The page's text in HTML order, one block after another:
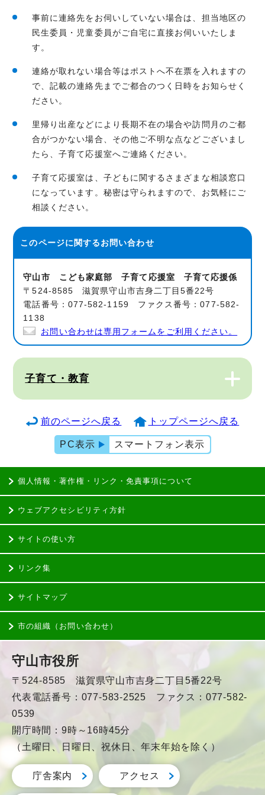
事前に連絡先をお伺いしていない場合は、担当地区の
民生委員・児童委員がご自宅に直接お伺いいたしま
す。
連絡が取れない場合等はポストへ不在票を入れますの
で、記載の連絡先までご都合のつく日時をお知らせく
ださい。
里帰り出産などにより長期不在の場合や訪問月のご都
合がつかない場合、その他ご不明な点などございまし
たら、子育て応援室へご連絡ください。
子育て応援室は、子どもに関するさまざまな相談窓口
になっています。秘密は守られますので、お気軽にご
相談ください。
このページに関するお問い合わせ
守山市 こども家庭部 子育て応援室 子育て応援係
〒524-8585 滋賀県守山市吉身二丁目5番22号
電話番号：077-582-1159 ファクス番号：077-582-
1138
お問い合わせは専用フォームをご利用ください。
子育て・教育
前のページへ戻る トップページへ戻る
PC表示 スマートフォン表示
個人情報・著作権・リンク・免責事項について
ウェブアクセシビリティ方針
サイトの使い方
リンク集
サイトマップ
市の組織（お問い合わせ）
守山市役所
〒524-8585 滋賀県守山市吉身二丁目5番22号
代表電話番号：077-583-2525 ファクス：077-582-
0539
開庁時間：9時～16時45分
（土曜日、日曜日、祝休日、年末年始を除く）
庁舎案内 アクセス